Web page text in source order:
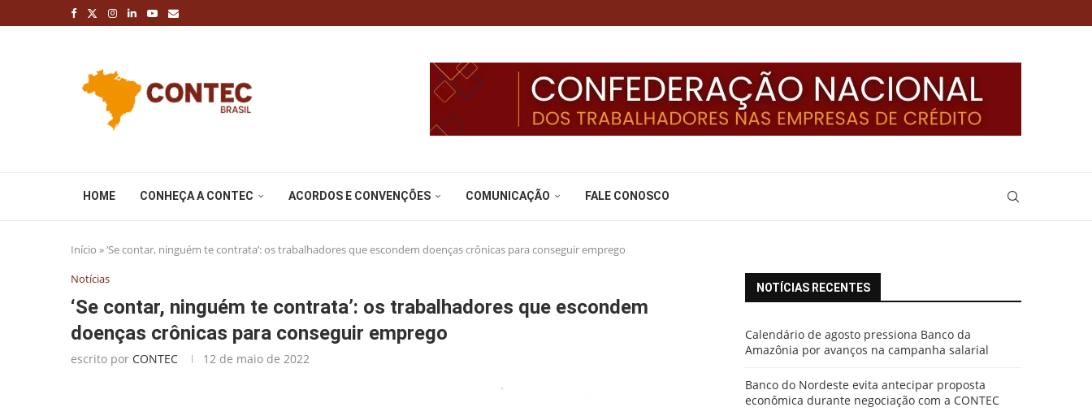
HOME CONHEÇA A CONTEC ACORDOS E CONVENÇÕES COMUNICAÇÃO FALE CONOSCO
Início »‘Se contar, ninguém te contrata’: os trabalhadores que escondem doenças crônicas para conseguir emprego
Notícias
‘Se contar, ninguém te contrata’: os trabalhadores que escondem
doenças crônicas para conseguir emprego
escrito por CONTEC 12 de maio de 2022
NOTÍCIAS RECENTES
Calendário de agosto pressiona Banco da
Amazônia por avanços na campanha salarial
Banco do Nordeste evita antecipar proposta
econômica durante negociação com a CONTEC